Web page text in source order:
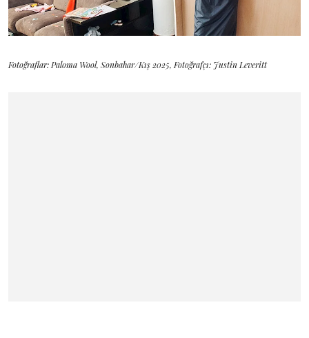
Fotoğraflar: Paloma Wool, Sonbahar/Kış 2025, Fotoğrafçı: Justin Leveritt